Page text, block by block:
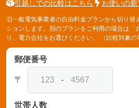
引越しでの比較はこちら お使いの
旧一般電気事業者の自由料金プランから切り
ションします。別のプランをご利用の場合は「
り、電力会社をお選びください。
（比較対象
郵便番号
〒 -
世帯人数